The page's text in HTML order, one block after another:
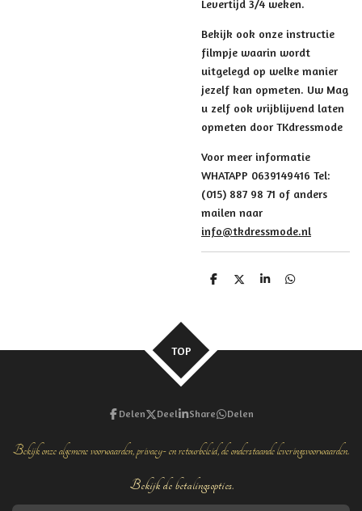
Levertijd 3/4 weken.
Bekijk ook onze instructie
filmpje waarin wordt
uitgelegd op welke manier
jezelf kan opmeten. Uw Mag
u zelf ook vrijblijvend laten
opmeten door TKdressmode
Voor meer informatie
WHATAPP 0639149416 Tel:
(015) 887 98 71 of anders
mailen naar
info@tkdressmode.nl
D
D
S
D
TOP
Delen Deel Share Delen
Bekijk onze algemene voorwaarden, privacy- en retourbeleid, de onderstaande leveringsvoorwaarden.
Bekijk de betalingsopties.